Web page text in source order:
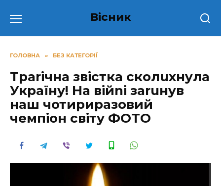
до
Вісник
ГОЛОВНА » БЕЗ КАТЕГОРІЇ
Тpаriчнa звістка сколuхнyла
Укpаїну! На вiйni заruнyв
наш чотиpиpазовий
чемпіон світу ФОТО